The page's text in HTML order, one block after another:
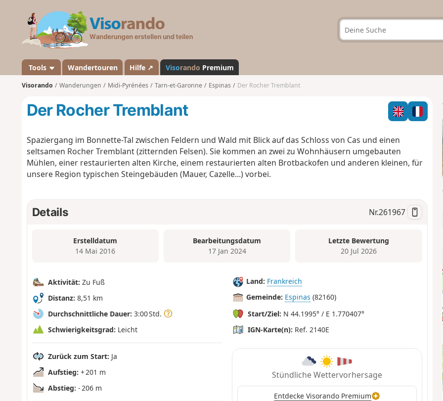
a
n
d
Tools Wandertouren Hilfe ↗ Visorando Premium
Visorando Wanderungen Midi-Pyrénées Tarn-et-Garonne Espinas Der Rocher Tremblant
Der Rocher Tremblant
Spaziergang im Bonnette-Tal zwischen Feldern und Wald mit Blick auf das Schloss von Cas und einen
seltsamen Rocher Tremblant (zitternden Felsen). Sie kommen an zwei zu Wohnhäusern umgebauten
Mühlen, einer restaurierten alten Kirche, einem restaurierten alten Brotbackofen und anderen kleinen, für
unsere Region typischen Steingebäuden (Mauer, Cazelle...) vorbei.
Details Nr.261967
Erstelldatum
14 Mai 2016
Bearbeitungsdatum
17 Jan 2024
Letzte Bewertung
20 Jul 2026
Aktivität: Zu Fuß
Distanz: 8,51 km
Durchschnittliche Dauer: 3:00 Std.
Schwierigkeitsgrad: Leicht
Zurück zum Start: Ja
Aufstieg: + 201 m
Abstieg: - 206 m
Land: Frankreich
Gemeinde: Espinas (82160)
Start/Ziel: N 44.1995° / E 1.770407°
IGN-Karte(n): Ref. 2140E
Stündliche Wettervorhersage
Entdecke Visorando Premium